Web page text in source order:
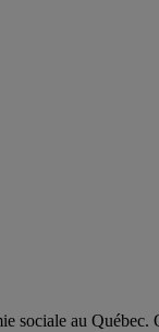
sociale au Québec.